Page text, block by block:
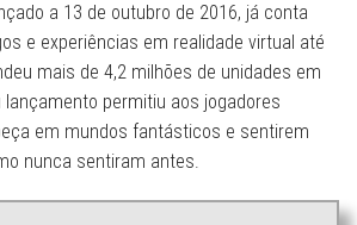
a 13 de outubro de 2016, já conta
e experiências em realidade virtual até
mais de 4,2 milhões de unidades em
lançamento permitiu aos jogadores
em mundos fantásticos e sentirem
nunca sentiram antes.